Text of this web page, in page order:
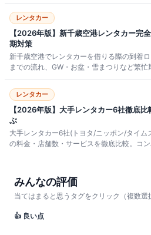
版でまとめました。
レンタカー
【2026年版】新千歳空港レンタカー完
期対策
新千歳空港でレンタカーを借りる際の到着
までの流れ、GW・お盆・雪まつりなど繁
スタイヤ必須情報、主要業者の料金相場や
くまとめました。
レンタカー
【2026年版】大手レンタカー6社徹底
ぶ
大手レンタカー6社(トヨタ/ニッポン/タイ
の料金・店舗数・サービスを徹底比較。コ
みんなの評価
当てはまると思うタグをクリック（複数選
👍 良い点